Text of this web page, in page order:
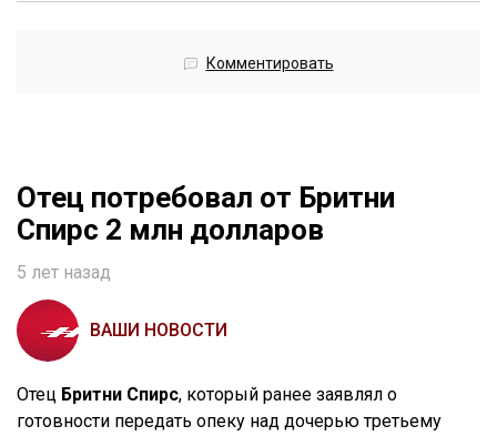
Комментировать
Отец потребовал от Бритни
Спирс 2 млн долларов
5 лет назад
ВАШИ НОВОСТИ
Отец Бритни Спирс, который ранее заявлял о
готовности передать опеку над дочерью третьему